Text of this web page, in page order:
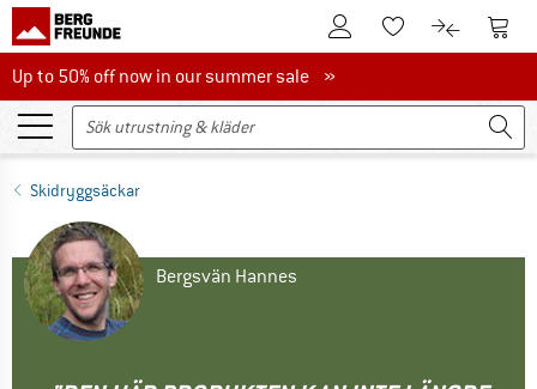
Till kundkontotTill minneslistan.
Till Till
Up to 50% off now in our summer sale
Up to 50% off now in our summer sale »
Skidryggsäckar
Bergsvän Hannes